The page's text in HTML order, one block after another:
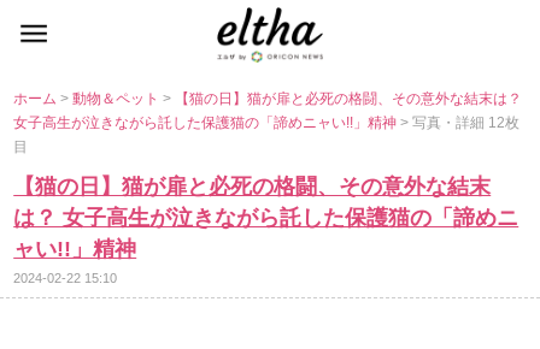
ホーム>動物＆ペット>
【猫の日】猫が扉と必死の格闘、その意外な結末は？
女子高生が泣きながら託した保護猫の「諦めニャい!!」精神> 写真・詳細 12枚
目
【猫の日】猫が扉と必死の格闘、その意外な結末
は？ 女子高生が泣きながら託した保護猫の「諦めニ
ャい!!」精神
2024-02-22 15:10